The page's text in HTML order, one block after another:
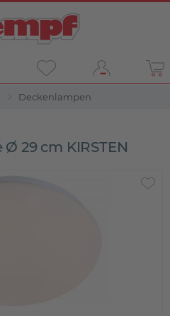
Deckenlampen
29 cm KIRSTEN